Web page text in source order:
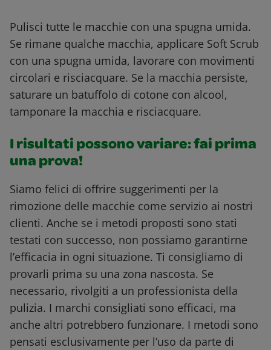
Pulisci tutte le macchie con una spugna umida.
Se rimane qualche macchia, applicare Soft Scrub
con una spugna umida, lavorare con movimenti
circolari e risciacquare. Se la macchia persiste,
saturare un batuffolo di cotone con alcool,
tamponare la macchia e risciacquare.
I risultati possono variare: fai prima
una prova!
Siamo felici di offrire suggerimenti per la
rimozione delle macchie come servizio ai nostri
clienti. Anche se i metodi proposti sono stati
testati con successo, non possiamo garantirne
l’efficacia in ogni situazione. Ti consigliamo di
provarli prima su una zona nascosta. Se
necessario, rivolgiti a un professionista della
pulizia. I marchi consigliati sono efficaci, ma
anche altri potrebbero funzionare. I metodi sono
pensati esclusivamente per l’uso da parte di